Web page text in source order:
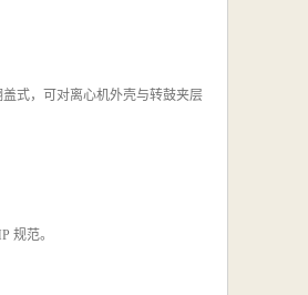
式，可对离心机外壳与转鼓夹层
规范。